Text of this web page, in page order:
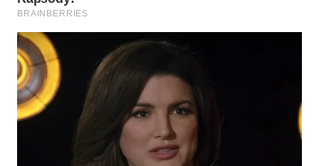
WN
MALUKU
WN
MALUT